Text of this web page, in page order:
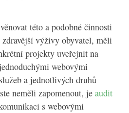
této a podobné činnosti
zdravější výživy obyvatel, měli
projekty uveřejnit na
webovými
a jednotlivých druhů
neměli zapomenout, jeaudit
s webovými